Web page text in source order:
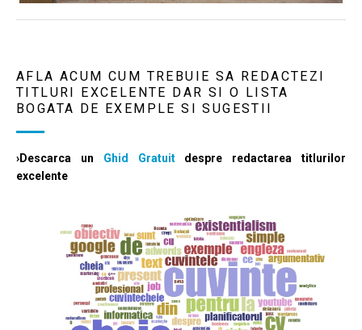
AFLA ACUM CUM TREBUIE SA REDACTEZI
TITLURI EXCELENTE DAR SI O LISTA
BOGATA DE EXEMPLE SI SUGESTII
›Descarca un Ghid Gratuitdespre redactarea titlurilor
excelente